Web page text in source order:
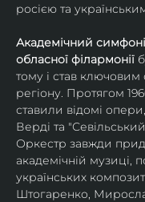
росією та
Академічний
обласної філармонії
тому і став
регіону. Протягом
ставили відомі
Верді та
Оркестр завжди
академічній музиці,
українських
Штогаренко,